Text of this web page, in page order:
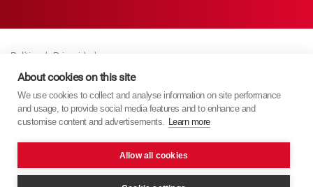
Política de Privacidade
Business Partner Privacy
Política de Cookies
Modern Slavery Act Policy
About cookies on this site
We use cookies to collect and analyse information on site performance
and usage, to provide social media features and to enhance and
customise content and advertisements. Learn more
Allow all cookies